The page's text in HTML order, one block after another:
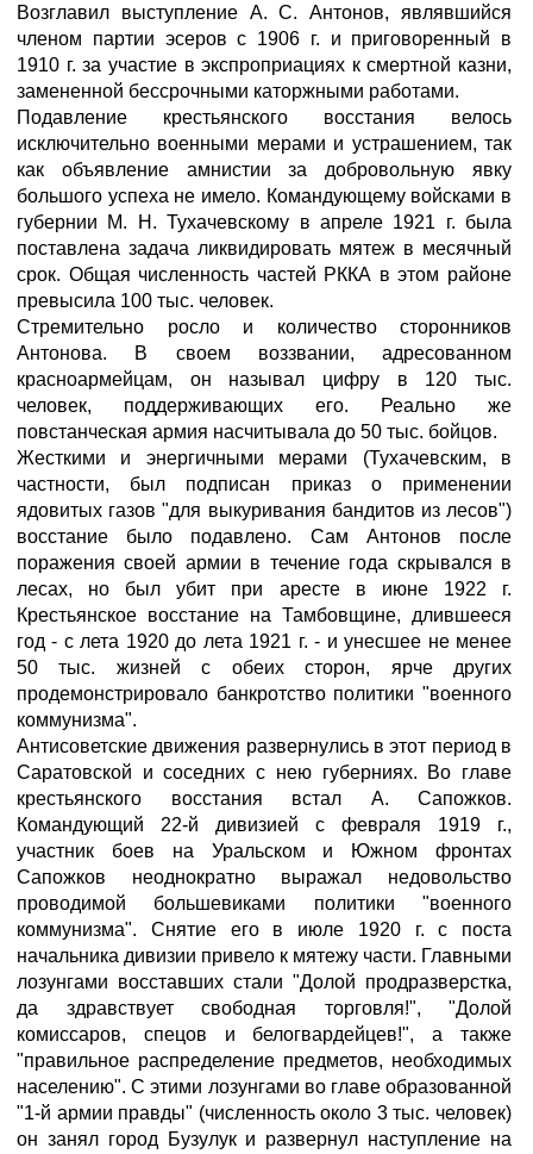
Возглавил выступление А. С. Антонов, являвшийся
членом партии эсеров с 1906 г. и приговоренный в
1910 г. за участие в экспроприациях к смертной казни,
замененной бессрочными каторжными работами.
Подавление крестьянского восстания велось
исключительно военными мерами и устрашением, так
как объявление амнистии за добровольную явку
большого успеха не имело. Командующему войсками в
губернии М. Н. Тухачевскому в апреле 1921 г. была
поставлена задача ликвидировать мятеж в месячный
срок. Общая численность частей РККА в этом районе
превысила 100 тыс. человек.
Стремительно росло и количество сторонников
Антонова. В своем воззвании, адресованном
красноармейцам, он называл цифру в 120 тыс.
человек, поддерживающих его. Реально же
повстанческая армия насчитывала до 50 тыс. бойцов.
Жесткими и энергичными мерами (Тухачевским, в
частности, был подписан приказ о применении
ядовитых газов "для выкуривания бандитов из лесов")
восстание было подавлено. Сам Антонов после
поражения своей армии в течение года скрывался в
лесах, но был убит при аресте в июне 1922 г.
Крестьянское восстание на Тамбовщине, длившееся
год - с лета 1920 до лета 1921 г. - и унесшее не менее
50 тыс. жизней с обеих сторон, ярче других
продемонстрировало банкротство политики "военного
коммунизма".
Антисоветские движения развернулись в этот период в
Саратовской и соседних с нею губерниях. Во главе
крестьянского восстания встал А. Сапожков.
Командующий 22-й дивизией с февраля 1919 г.,
участник боев на Уральском и Южном фронтах
Сапожков неоднократно выражал недовольство
проводимой большевиками политики "военного
коммунизма". Снятие его в июле 1920 г. с поста
начальника дивизии привело к мятежу части. Главными
лозунгами восставших стали "Долой продразверстка,
да здравствует свободная торговля!", "Долой
комиссаров, спецов и белогвардейцев!", а также
"правильное распределение предметов, необходимых
населению". С этими лозунгами во главе образованной
"1-й армии правды" (численность около 3 тыс. человек)
он занял город Бузулук и развернул наступление на